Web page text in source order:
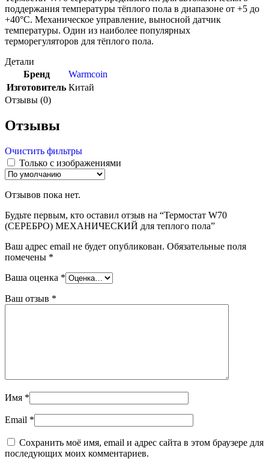
поддержания температуры тёплого пола в диапазоне от +5 до
+40°C. Механическое управление, выносной датчик
температуры. Один из наиболее популярных
терморегуляторов для тёплого пола.
Детали
Бренд
Warmcoin
Изготовитель Китай
Отзывы (0)
Отзывы
Очистить фильтры
Только с изображениями
Отзывов пока нет.
Будьте первым, кто оставил отзыв на “Термостат W70
(СЕРЕБРО) МЕХАНИЧЕСКИЙ для теплого пола”
Ваш адрес email не будет опубликован. Обязательные поля
помечены *
Ваша оценка *
Ваш отзыв *
Имя *
Email *
Сохранить моё имя, email и адрес сайта в этом браузере для
последующих моих комментариев.